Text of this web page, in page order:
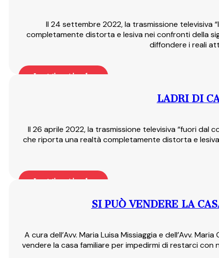
Il 24 settembre 2022, la trasmissione televisiva
completamente distorta e lesiva nei confronti della
diffondere i reali
Leggi articolo
LADRI DI
Il 26 aprile 2022, la trasmissione televisiva “fuori dal
che riporta una realtà completamente distorta e
Leggi articolo
SI PUÒ VENDERE LA
A cura dell’Avv. Maria Luisa Missiaggia e dell’Avv.
vendere la casa familiare per impedirmi di restarci